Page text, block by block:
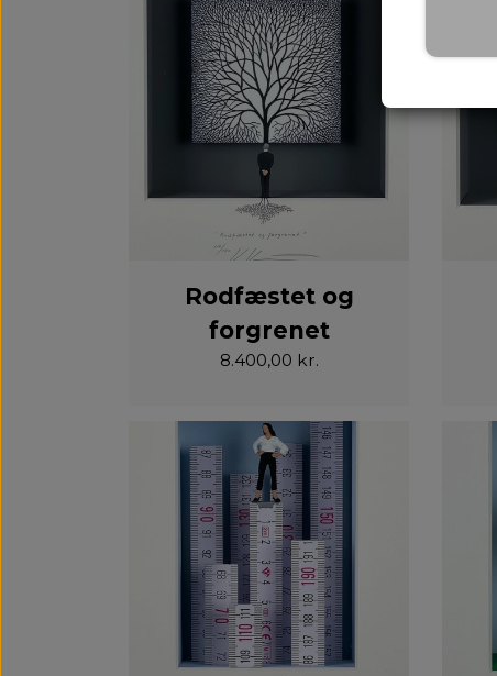
Rodfæstet og
forgrenet
8.400,00 kr.